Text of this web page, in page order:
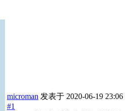
microman 发表于 2020-06-19 23:06
#1